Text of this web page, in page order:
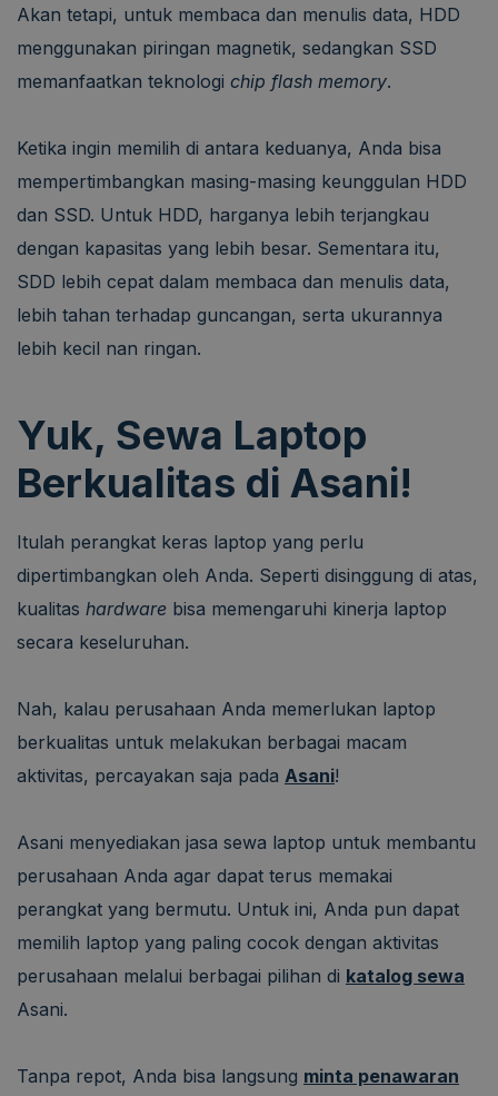
Akan tetapi, untuk membaca dan menulis data, HDD
menggunakan piringan magnetik, sedangkan SSD
memanfaatkan teknologi chip flash memory.
Ketika ingin memilih di antara keduanya, Anda bisa
mempertimbangkan masing-masing keunggulan HDD
dan SSD. Untuk HDD, harganya lebih terjangkau
dengan kapasitas yang lebih besar. Sementara itu,
SDD lebih cepat dalam membaca dan menulis data,
lebih tahan terhadap guncangan, serta ukurannya
lebih kecil nan ringan.
Yuk, Sewa Laptop
Berkualitas di Asani!
Itulah perangkat keras laptop yang perlu
dipertimbangkan oleh Anda. Seperti disinggung di atas,
kualitas hardware bisa memengaruhi kinerja laptop
secara keseluruhan.
Nah, kalau perusahaan Anda memerlukan laptop
berkualitas untuk melakukan berbagai macam
aktivitas, percayakan saja pada Asani!
Asani menyediakan jasa sewa laptop untuk membantu
perusahaan Anda agar dapat terus memakai
perangkat yang bermutu. Untuk ini, Anda pun dapat
memilih laptop yang paling cocok dengan aktivitas
perusahaan melalui berbagai pilihan di katalog sewa
Asani.
Tanpa repot, Anda bisa langsung minta penawaran